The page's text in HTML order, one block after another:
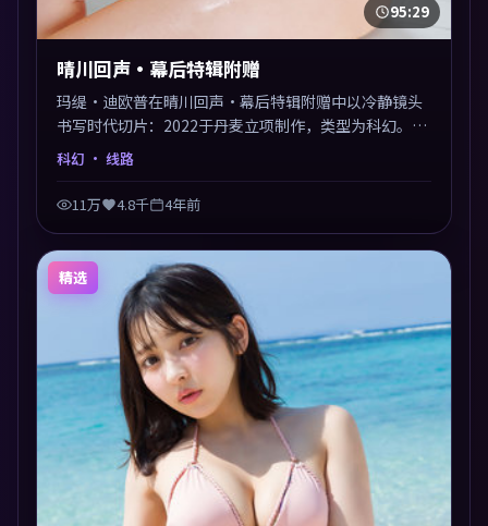
95:29
晴川回声·幕后特辑附赠
玛缇·迪欧普在晴川回声·幕后特辑附赠中以冷静镜头
书写时代切片：2022于丹麦立项制作，类型为科幻。多
线叙事交汇于终局，真相与救赎并行，适合喜欢细读表
为镜像。
科幻 · 线路
11万 4.8千 4年前
精选